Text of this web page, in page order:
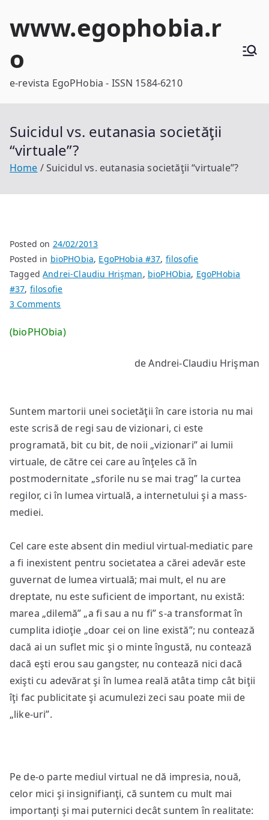
www.egophobia.r
o
e-revista EgoPHobia - ISSN 1584-6210
Suicidul vs. eutanasia societăţii
“virtuale”?
Home Suicidul vs. eutanasia societăţii “virtuale”?
Posted on 24/02/2013
Posted in bioPHObia, EgoPHobia #37, filosofie
TaggedAndrei-Claudiu Hrişman, bioPHObia, EgoPHobia
#37, filosofie
3 Comments
vs.
(bioPHObia)
de Andrei-Claudiu Hrişman
Suntem martorii unei societăţii în care istoria nu mai
este scrisă de regi sau de vizionari, ci este
programată, bit cu bit, de noii „vizionari” ai lumii
virtuale, de către cei care au înţeles că în
postmodernitate „sforile nu se mai trag” la curtea
regilor, ci în lumea virtuală, a internetului şi a mass-
mediei.
Cel care este absent din mediul virtual-mediatic pare
a fi inexistent pentru societatea a cărei adevăr este
guvernat de lumea virtuală; mai mult, el nu are
dreptate, nu este suficient de important, nu există:
marea „dilemă” „a fi sau a nu fi” s-a transformat în
cumplita idioţie „doar cei on line există”; nu contează
dacă ai un suflet mic şi o minte îngustă, nu contează
dacă eşti erou sau gangster, nu contează nici dacă
exişti cu adevărat şi în lumea reală atâta timp cât biţii
îţi fac publicitate şi acumulezi zeci sau poate mii de
„like-uri”.
Pe de-o parte mediul virtual ne dă impresia, nouă,
celor mici şi insignifianţi, că suntem cu mult mai
importanţi şi mai puternici decât suntem în realitate: